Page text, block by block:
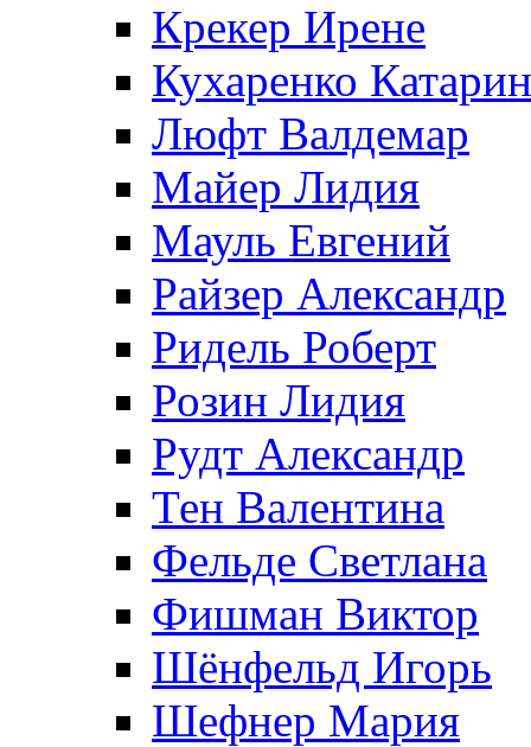
Крекер Ирене
Кухаренко
Люфт Валдемaр
Майер Лидия
Мауль Евгений
Райзер Александр
Ридель Роберт
Розин Лидия
Рудт Александр
Тен Валентина
Фельде Светлана
Фишман Виктор
Шёнфельд Игорь
Шефнер Мария